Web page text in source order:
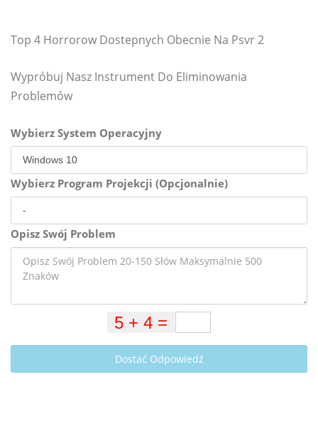
Top 4 Horrorow Dostepnych Obecnie Na Psvr 2
Wypróbuj Nasz Instrument Do Eliminowania
Problemów
Wybierz System Operacyjny
Wybierz Program Projekcji (Opcjonalnie)
Opisz Swój Problem
Dostać Odpowiedź